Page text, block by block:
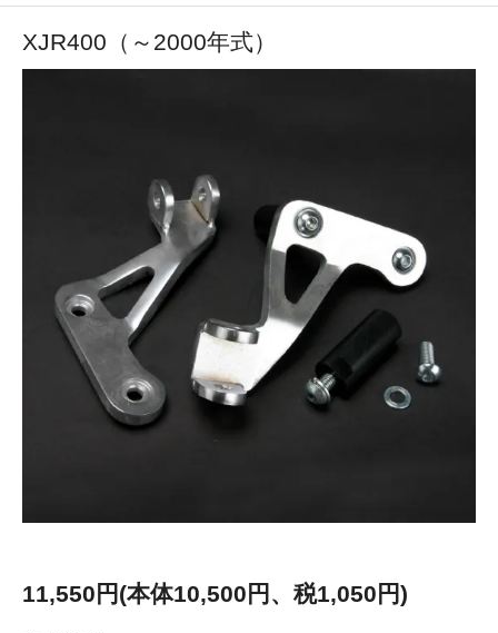
XJR400（～2000年式）
11,550円(本体10,500円、税1,050円)